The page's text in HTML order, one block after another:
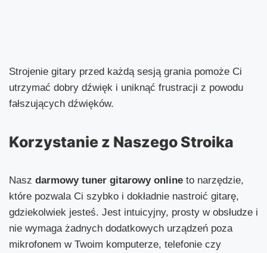
Strojenie gitary przed każdą sesją grania pomoże Ci
utrzymać dobry dźwięk i uniknąć frustracji z powodu
fałszujących dźwięków.
Korzystanie z Naszego Stroika
Nasz darmowy tuner gitarowy online to narzędzie,
które pozwala Ci szybko i dokładnie nastroić gitarę,
gdziekolwiek jesteś. Jest intuicyjny, prosty w obsłudze i
nie wymaga żadnych dodatkowych urządzeń poza
mikrofonem w Twoim komputerze, telefonie czy